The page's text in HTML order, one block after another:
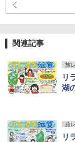
関連記事
旅
リ
湖
旅
リ